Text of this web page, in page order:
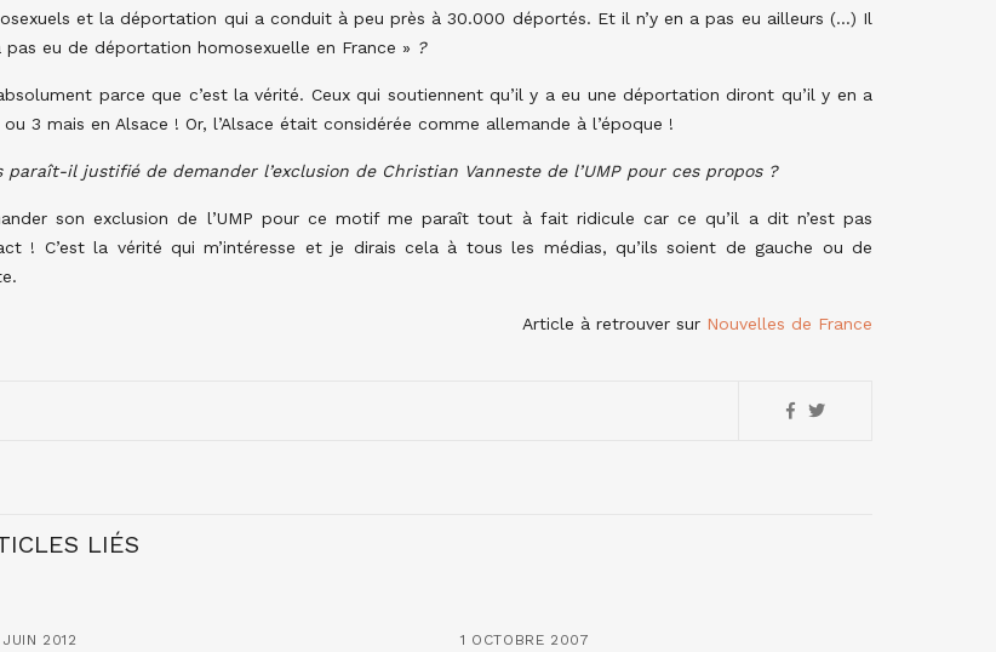
et la déportation qui a conduit à peu près à 30.000 déportés. Et il n’y en a pas eu ailleurs (…) Il
pas eu de déportation homosexuelle en France » ?
parce que c’est la vérité. Ceux qui soutiennent qu’il y a eu une déportation diront qu’il y en a
ou 3 mais en Alsace ! Or, l’Alsace était considérée comme allemande à l’époque !
paraît-il justifié de demander l’exclusion de Christian Vanneste de l’UMP pour ces propos ?
son exclusion de l’UMP pour ce motif me paraît tout à fait ridicule car ce qu’il a dit n’est pas
! C’est la vérité qui m’intéresse et je dirais cela à tous les médias, qu’ils soient de gauche ou de
Article à retrouver sur Nouvelles de France
LIÉS
2012 1 OCTOBRE 2007